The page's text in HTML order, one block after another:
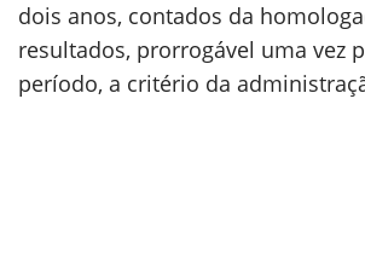
dois anos, contados da
resultados, prorrogável uma vez
período, a critério da